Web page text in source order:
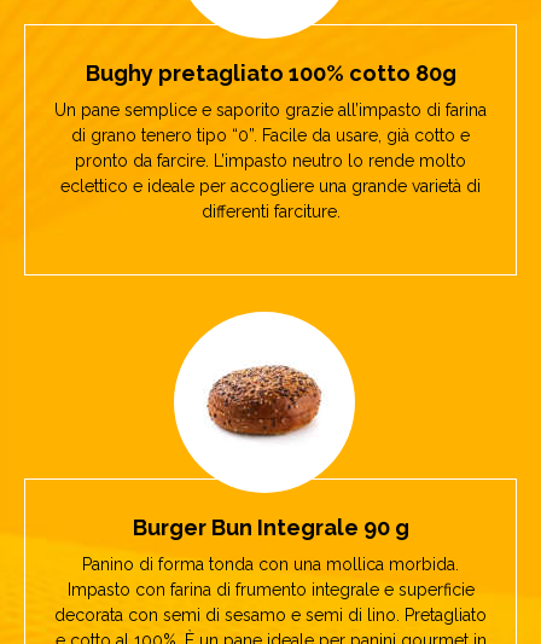
Bughy pretagliato 100% cotto 80g
Un pane semplice e saporito grazie all’impasto di farina
di grano tenero tipo “0”. Facile da usare, già cotto e
pronto da farcire. L’impasto neutro lo rende molto
eclettico e ideale per accogliere una grande varietà di
differenti farciture.
Burger Bun Integrale 90 g
Panino di forma tonda con una mollica morbida.
Impasto con farina di frumento integrale e superficie
decorata con semi di sesamo e semi di lino. Pretagliato